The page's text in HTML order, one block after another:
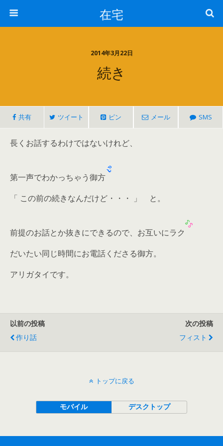
在宅
2014年3月22日
続き
共有 ツイート ピン メール SMS
長くお話するわけではないけれど、
第一声でわかっちゃう御方
「 この前の続きなんだけど・・・ 」 と。
前提のお話とか抜きにできるので、お互いにラク
だいたい同じ時間にお電話くださる御方。
アリガタイです。
以前の投稿
作り話
次の投稿
フィスト
トップに戻る
モバイル デスクトップ